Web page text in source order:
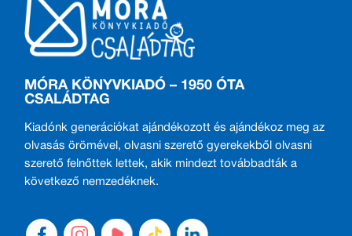
MÓRA KÖNYVKIADÓ – 1950 ÓTA
CSALÁDTAG
Kiadónk generációkat ajándékozott és ajándékoz meg az
olvasás örömével, olvasni szerető gyerekekből olvasni
szerető felnőttek lettek, akik mindezt továbbadták a
következő nemzedéknek.